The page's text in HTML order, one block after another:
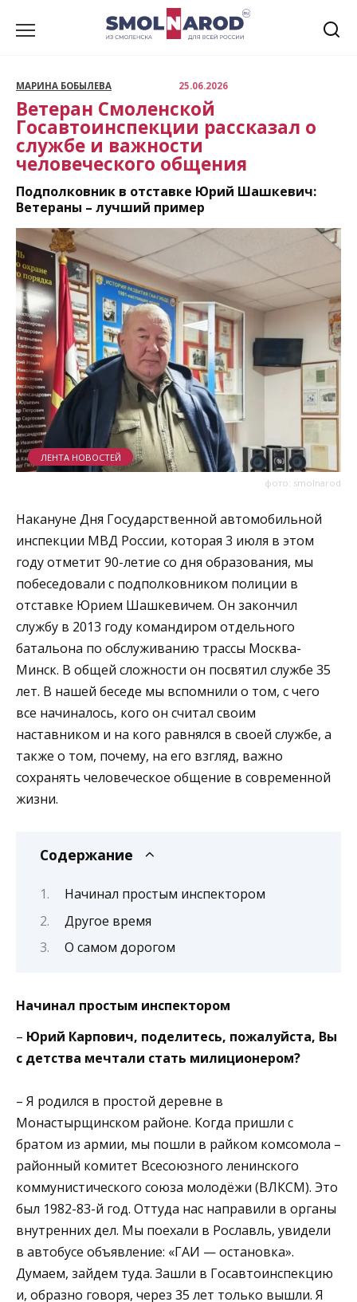
МАРИНА БОБЫЛЕВА 25.06.2026
Ветеран Смоленской
Госавтоинспекции рассказал о
службе и важности
человеческого общения
Подполковник в отставке Юрий Шашкевич:
Ветераны – лучший пример
фото: smolnarod
ЛЕНТА НОВОСТЕЙ
Накануне Дня Государственной автомобильной
инспекции МВД России, которая 3 июля в этом
году отметит 90-летие со дня образования, мы
побеседовали с подполковником полиции в
отставке Юрием Шашкевичем. Он закончил
службу в 2013 году командиром отдельного
батальона по обслуживанию трассы Москва-
Минск. В общей сложности он посвятил службе 35
лет. В нашей беседе мы вспомнили о том, с чего
все начиналось, кого он считал своим
наставником и на кого равнялся в своей службе, а
также о том, почему, на его взгляд, важно
сохранять человеческое общение в современной
жизни.
Содержание
Начинал простым инспектором
Другое время
О самом дорогом
Начинал простым инспектором
– Юрий Карпович, поделитесь, пожалуйста, Вы
с детства мечтали стать милиционером?
– Я родился в простой деревне в
Монастырщинском районе. Когда пришли с
братом из армии, мы пошли в райком комсомола –
районный комитет Всесоюзного ленинского
коммунистического союза молодёжи (ВЛКСМ). Это
был 1982-83-й год. Оттуда нас направили в органы
внутренних дел. Мы поехали в Рославль, увидели
в автобусе объявление: «ГАИ — остановка».
Думаем, зайдем туда. Зашли в Госавтоинспекцию
и, образно говоря, через 35 лет только вышли. Я